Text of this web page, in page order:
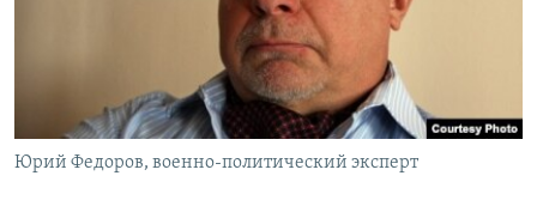
Юрий Федоров, военно-политический эксперт